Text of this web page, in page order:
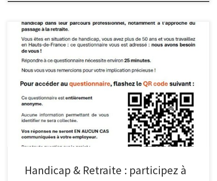
Les services de Présanse Hauts-de-France s’associe au
Gérontopôle Hauts-de-France et relaient l𝗲 𝗾𝘂𝗲𝘀𝘁𝗶𝗼𝗻𝗻𝗮𝗶𝗿𝗲
𝗱𝘂 𝗣𝗿𝗼𝗷𝗲𝘁 𝗣𝗛𝗔𝗥𝗘 Le projet PHARE vise à mieux comprendre
les besoins des personnes en situation de handicap en contrat de
droit privé en fin de carrière ou à la retraite. Dans ce cadre, un
questionnaire a […]
Handicap & Retraite : participez à